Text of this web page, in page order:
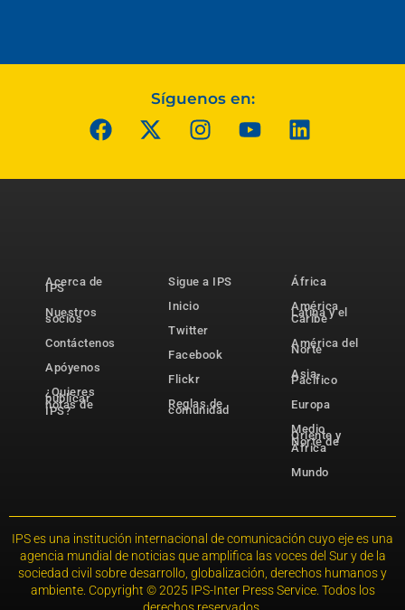
Síguenos en:
Acerca de
IPS
Nuestros
socios
Contáctenos
Apóyenos
¿Quieres
publicar
notas de
IPS?
Sigue a IPS
Inicio
Twitter
Facebook
Flickr
Reglas de
comunidad
África
América
Latina y el
Caribe
América del
Norte
Asia-
Pacífico
Europa
Medio
Oriente y
Norte de
África
Mundo
IPS es una institución internacional de comunicación cuyo eje es una
agencia mundial de noticias que amplifica las voces del Sur y de la
sociedad civil sobre desarrollo, globalización, derechos humanos y
ambiente. Copyright © 2025 IPS-Inter Press Service. Todos los